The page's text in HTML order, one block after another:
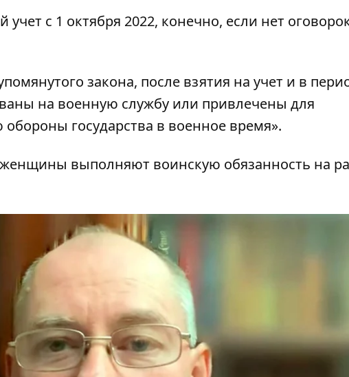
с 1 октября 2022, конечно, если нет
закона, после взятия на учет и в
на военную службу или привлечены для
государства в военное время».
выполняют воинскую обязанность на